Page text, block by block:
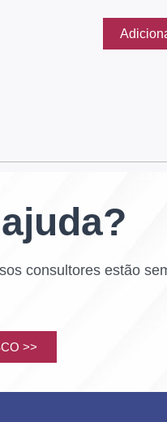
consultores estão
>>